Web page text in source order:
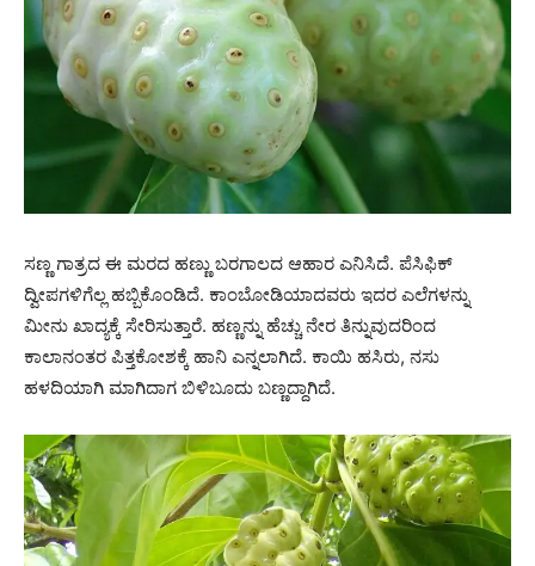
ಸಣ್ಣ ಗಾತ್ರದ ಈ ಮರದ ಹಣ್ಣು ಬರಗಾಲದ ಆಹಾರ ಎನಿಸಿದೆ. ಪೆಸಿಫಿಕ್
ದ್ವೀಪಗಳಿಗೆಲ್ಲ ಹಬ್ಬಿಕೊಂಡಿದೆ. ಕಾಂಬೋಡಿಯಾದವರು ಇದರ ಎಲೆಗಳನ್ನು
ಮೀನು ಖಾದ್ಯಕ್ಕೆ ಸೇರಿಸುತ್ತಾರೆ. ಹಣ್ಣನ್ನು ಹೆಚ್ಚು ನೇರ ತಿನ್ನುವುದರಿಂದ
ಕಾಲಾನಂತರ ಪಿತ್ತಕೋಶಕ್ಕೆ ಹಾನಿ ಎನ್ನಲಾಗಿದೆ. ಕಾಯಿ ಹಸಿರು, ನಸು
ಹಳದಿಯಾಗಿ ಮಾಗಿದಾಗ ಬಿಳಿಬೂದು ಬಣ್ಣದ್ದಾಗಿದೆ.